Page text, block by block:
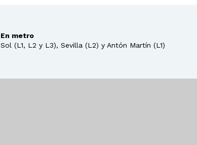
En metro
Sol (L1, L2 y L3), Sevilla (L2) y Antón Martín (L1)